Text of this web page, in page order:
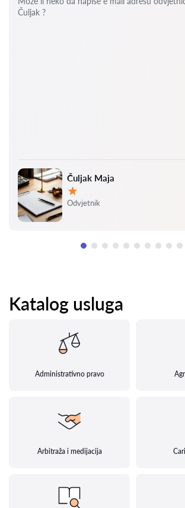
Čuljak Maja
Ocjena:
Odvjetnik
Čuljak ?
Katalog usluga
Administrativno pravo
Arbitraža i medijacija